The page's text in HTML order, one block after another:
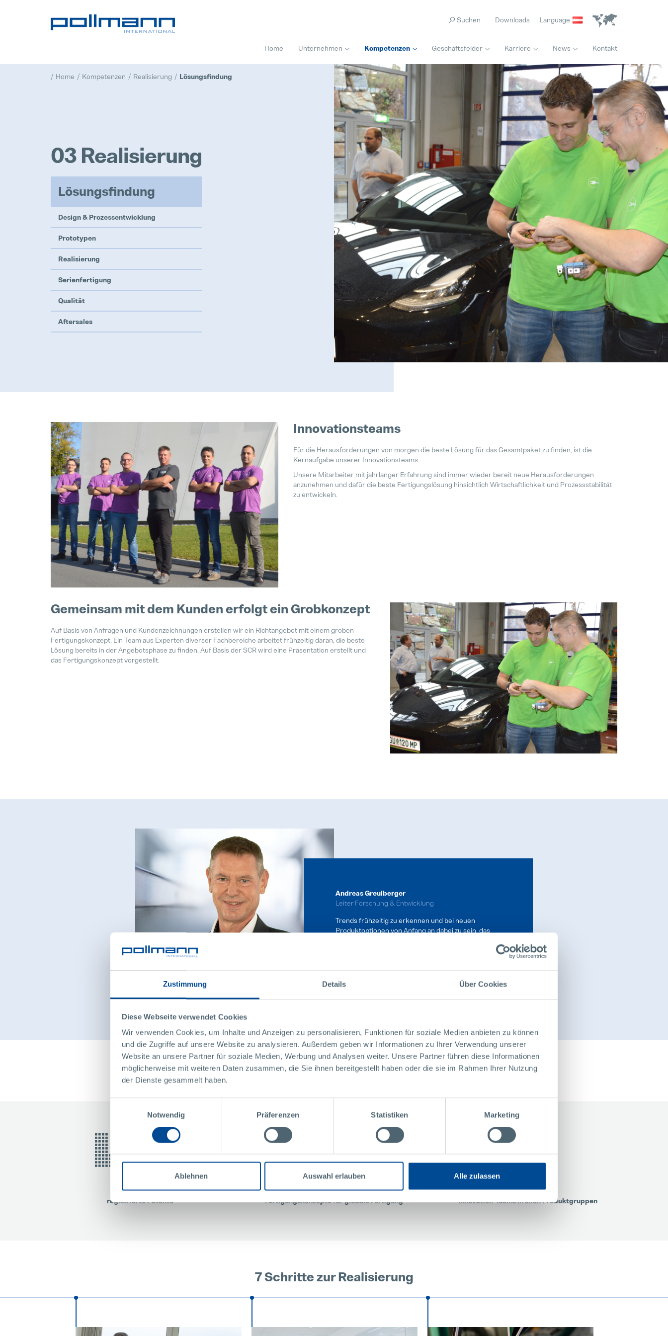
Zustimmung Details Über Cookies
Diese Webseite verwendet Cookies
Wir verwenden Cookies, um Inhalte und Anzeigen zu personalisieren, Funktionen für soziale Medien anbieten zu können
und die Zugriffe auf unsere Website zu analysieren. Außerdem geben wir Informationen zu Ihrer Verwendung unserer
Website an unsere Partner für soziale Medien, Werbung und Analysen weiter. Unsere Partner führen diese Informationen
möglicherweise mit weiteren Daten zusammen, die Sie ihnen bereitgestellt haben oder die sie im Rahmen Ihrer Nutzung
der Dienste gesammelt haben.
Notwendig
Präferenzen Statistiken Marketing
Ablehnen Auswahl erlauben Alle zulassen
Innovation
Compliance
Realisierung
Hervorgehoben
Hervorgehoben
Maschinenbediener / Qualitätskontrolle (M/W/D) Wochenendschicht
Vollzeit
Vollzeit
Projektleiter / Project Manager (M/W/D)
Jede Biene zählt
04. Mai 2026
Es ist nie zu spät für den richtigen Beruf
28. Juli 2026
Pollmann zieht erste Bilanz zur Vitis-Verlagerung
Downloads Language
Home Unternehmen Kompetenzen Geschäftsfelder Karriere News Kontakt
Home Kompetenzen Realisierung Lösungsfindung
03 Realisierung
Lösungsfindung
Design & Prozessentwicklung
Prototypen
Realisierung
Serienfertigung
Qualität
Aftersales
Innovationsteams
Für die Herausforderungen von morgen die beste Lösung für das Gesamtpaket zu finden, ist die
Kernaufgabe unserer Innovationsteams.
Unsere Mitarbeiter mit jahrlanger Erfahrung sind immer wieder bereit neue Herausforderungen
anzunehmen und dafür die beste Fertigungslösung hinsichtlich Wirtschaftlichkeit und Prozessstabilität
zu entwickeln.
Gemeinsam mit dem Kunden erfolgt ein Grobkonzept
Auf Basis von Anfragen und Kundenzeichnungen erstellen wir ein Richtangebot mit einem groben
Fertigungskonzept. Ein Team aus Experten diverser Fachbereiche arbeitet frühzeitig daran, die beste
Lösung bereits in der Angebotsphase zu finden. Auf Basis der SCR wird eine Präsentation erstellt und
das Fertigungskonzept vorgestellt.
Andreas Greulberger
Leiter Forschung & Entwicklung
Trends frühzeitig zu erkennen und bei neuen
Produktoptionen von Anfang an dabei zu sein, das
Interessante Fakten
53
registrierte Patente Fertigungskonzepte für globale Fertigung Innovation-Teams in allen Produktgruppen
7 Schritte zur Realisierung